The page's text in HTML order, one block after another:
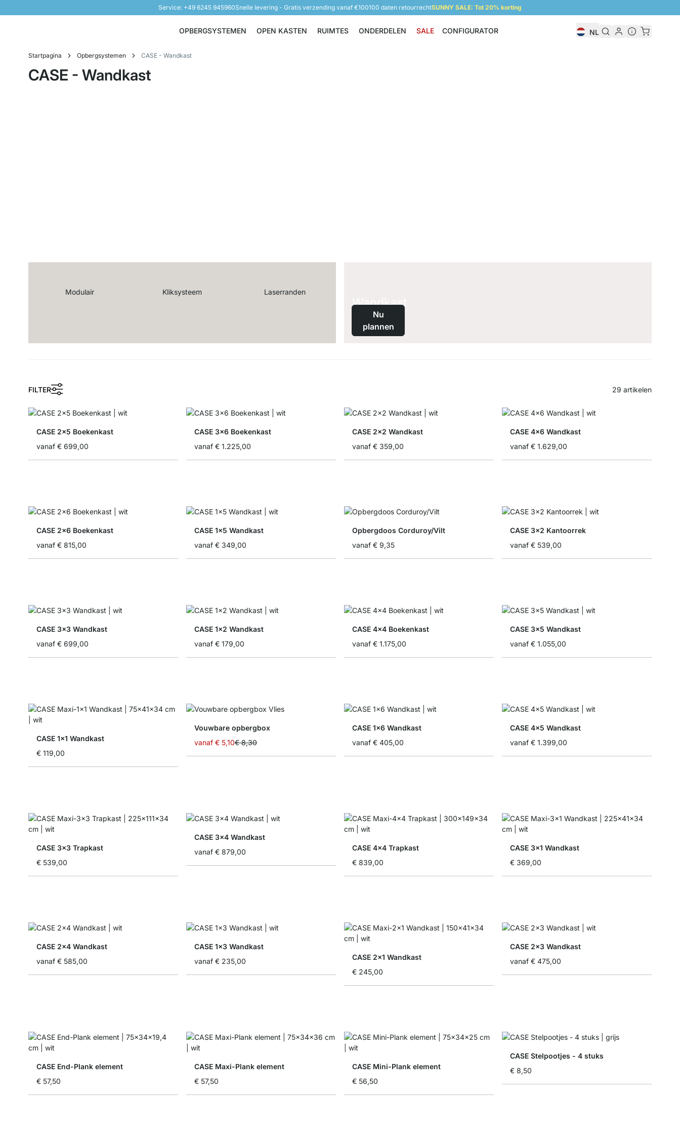
Service: +49 6245 945960Snelle levering - Gratis verzending vanaf €100100 daten retourrechtSUNNY SALE: Tot 20% korting
OPBERGSYSTEMEN
Opbergsystemen
OPEN KASTEN
Open Kasten
RUIMTES
Ruimtes
ONDERDELEN
Onderdelen
SALE CONFIGURATOR NL
Startpagina Opbergsystemen CASE - Wandkast
CASE - Wandkast
Modulair Kliksysteem Laserranden
Wandkast
Nu
plannen
FILTER 29 artikelen
CASE 2x5 Boekenkast
vanaf € 699,00
CASE 3x6 Boekenkast
vanaf € 1.225,00
CASE 2x2 Wandkast
vanaf € 359,00
CASE 4x6 Wandkast
vanaf € 1.629,00
CASE 2x6 Boekenkast
vanaf € 815,00
CASE 1x5 Wandkast
vanaf € 349,00
Opbergdoos Corduroy/Vilt
vanaf € 9,35
CASE 3x2 Kantoorrek
vanaf € 539,00
CASE 3x3 Wandkast
vanaf € 699,00
CASE 1x2 Wandkast
vanaf € 179,00
CASE 4x4 Boekenkast
vanaf € 1.175,00
CASE 3x5 Wandkast
vanaf € 1.055,00
CASE 1x1 Wandkast
€ 119,00
Vouwbare opbergbox
vanaf € 5,10€ 8,30
CASE 1x6 Wandkast
vanaf € 405,00
CASE 4x5 Wandkast
vanaf € 1.399,00
CASE 3x3 Trapkast
€ 539,00
CASE 3x4 Wandkast
vanaf € 879,00
CASE 4x4 Trapkast
€ 839,00
CASE 3x1 Wandkast
€ 369,00
CASE 2x4 Wandkast
vanaf € 585,00
CASE 1x3 Wandkast
vanaf € 235,00
CASE 2x1 Wandkast
€ 245,00
CASE 2x3 Wandkast
vanaf € 475,00
CASE End-Plank element
€ 57,50
CASE Maxi-Plank element
€ 57,50
CASE Mini-Plank element
€ 56,50
CASE Stelpootjes - 4 stuks
€ 8,50